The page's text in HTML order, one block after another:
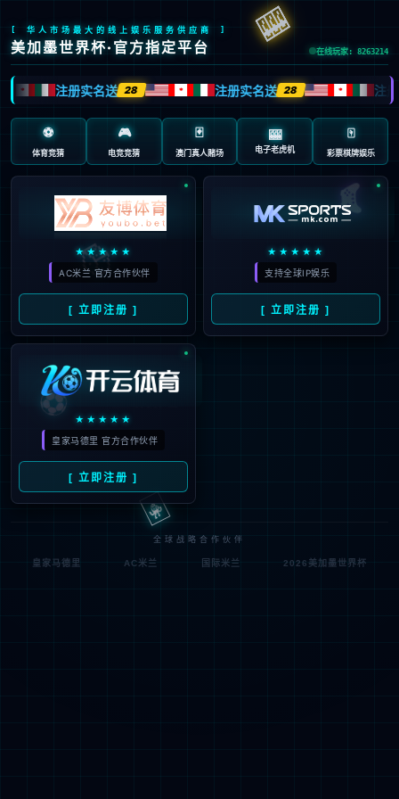
抱歉，页面无法访问...
可能原因：网址有错误 >请检查地址是否完整或存在多余字
符;
网址已失效 >可能页面已删除，活动已下线等
返回首页